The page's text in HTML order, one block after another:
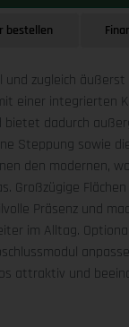
bestellen
und zugleich
einer integrierten
bietet dadurch
Steppung sowie
den modernen,
Großzügige
Präsenz und
im Alltag.
attraktiv und